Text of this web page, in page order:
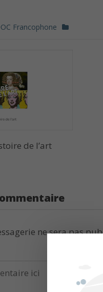
Francophone
de l’art
ne sera pas